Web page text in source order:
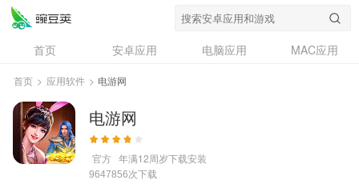
首页 安卓应用 电脑应用
MAC应用
资讯
专题
问答
首页 > 应用软件 > 电游网
电游网
官方 年满12周岁下载安装
9647856次下载